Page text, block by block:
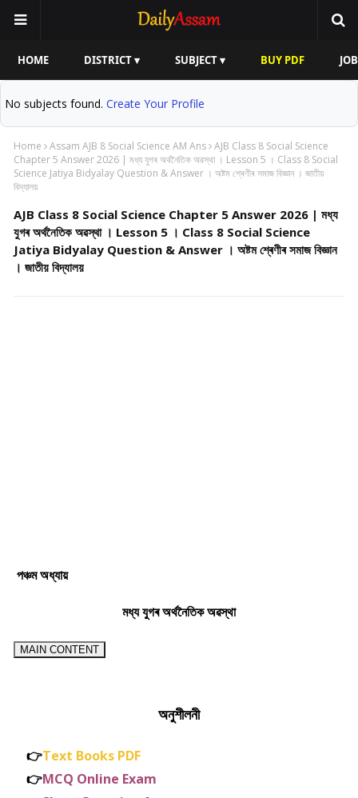
HOME DISTRICT ▾ SUBJECT ▾ BUY PDF
No subjects found. Create Your Profile
Home Assam AJB 8 Social Science AM Ans AJB Class 8 Social Science
Chapter 5 Answer 2026 | মধ্য যুগৰ অৰ্থনৈতিক অৱস্থা । Lesson 5 । Class 8 Social
Science Jatiya Bidyalay Question & Answer । অষ্টম শ্ৰেণীৰ সমাজ বিজ্ঞান । জাতীয়
বিদ্যালয়
AJB Class 8 Social Science Chapter 5 Answer 2026 | মধ্য
যুগৰ অৰ্থনৈতিক অৱস্থা । Lesson 5 । Class 8 Social Science
Jatiya Bidyalay Question & Answer । অষ্টম শ্ৰেণীৰ সমাজ বিজ্ঞান
। জাতীয় বিদ্যালয়
পঞ্চম অধ্যায়
মধ্য যুগৰ অৰ্থনৈতিক অৱস্থা
MAIN CONTENT
অনুশীলনী
👉Text Books PDF
👉MCQ Online Exam